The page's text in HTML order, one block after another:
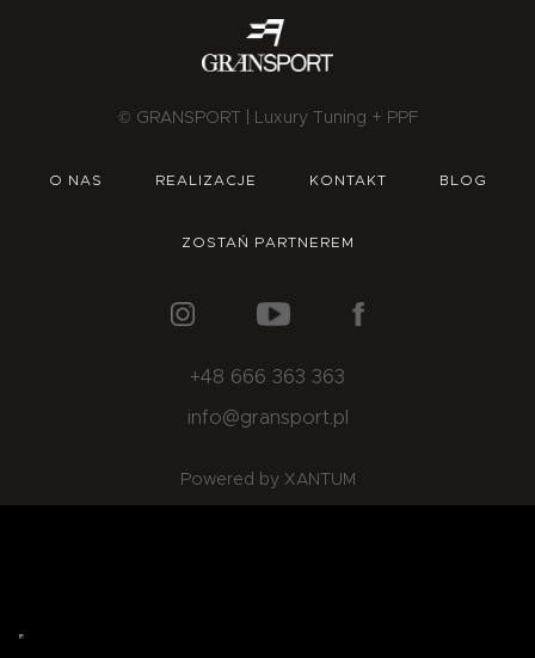
KONTAKT
© GRANSPORT | Luxury Tuning + PPF
O NAS REALIZACJE KONTAKT BLOG
ZOSTAŃ PARTNEREM
+48 666 363 363
info@gransport.pl
Powered by XANTUM